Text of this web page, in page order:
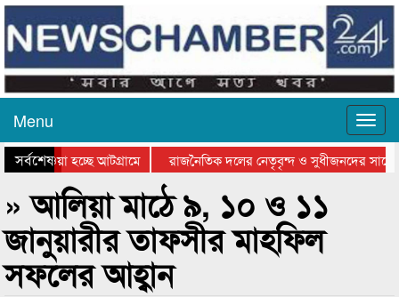
Menu
সর্বশেষ
যাওয়া হচ্ছে আটগ্রামে
রাজনৈতিক দলের নেতৃবৃন্দ ও সুধীজনদের সাথে
পুরস্কার বিতরণ সম্পন্ন
সিলেটে বাংলাদেশ গ্রুপ থিয়েটার ফেডারেশানের
» আলিয়া মাঠে ৯, ১০ ও ১১
জানুয়ারীর তাফসীর মাহফিল
সফলের আহ্বান